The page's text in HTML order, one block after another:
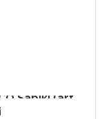
Sabiki (art....